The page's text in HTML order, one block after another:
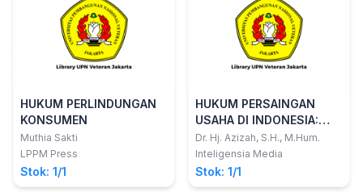
HUKUM PERLINDUNGAN
KONSUMEN
Muthia Sakti
LPPM Press
Stok: 1/1
HUKUM PERSAINGAN
USAHA DI INDONESIA:
Dalam Pendekatan
Normatif dan Empiris
Dr. Hj. Azizah, S.H., M.Hum.
Inteligensia Media
Stok: 1/1